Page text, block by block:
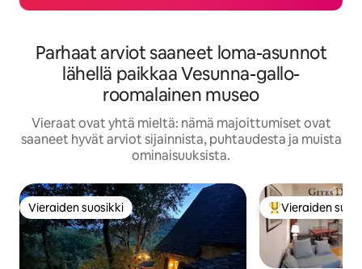
Parhaat arviot saaneet loma-asunnot
lähellä paikkaa Vesunna-gallo-
roomalainen museo
Vieraat ovat yhtä mieltä: nämä majoittumiset ovat
saaneet hyvät arviot sijainnista, puhtaudesta ja muista
ominaisuuksista.
Vieraiden suosikki
Vieraiden suosikki Vieraiden
Vieraiden